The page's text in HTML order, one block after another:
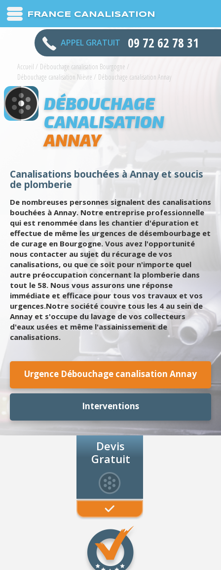
FRANCE CANALISATION
APPEL GRATUIT 09 72 62 78 31
Accueil / Débouchage canalisation Bourgogne /
Débouchage canalisation Nièvre / Débouchage canalisation Annay
DÉBOUCHAGE
CANALISATION
ANNAY
Canalisations bouchées à Annay et soucis
de plomberie
De nombreuses personnes signalent des canalisations
bouchées à Annay. Notre entreprise professionnelle
qui est renommée dans les chantier d'épuration et
effectue de même les urgences de désembourbage et
de curage en Bourgogne. Vous avez l'opportunité
nous contacter au sujet du récurage de vos
canalisations, ou que ce soit pour n'importe quel
autre préoccupation concernant la plomberie dans
tout le 58. Nous vous assurons une réponse
immédiate et efficace pour tous vos travaux et vos
urgences.Notre société couvre tous les 4 au sein de
Annay et s'occupe du lavage de vos collecteurs
d'eaux usées et même l'assainissement de
canalisations.
Urgence Débouchage canalisation Annay
Interventions
Devis
Gratuit